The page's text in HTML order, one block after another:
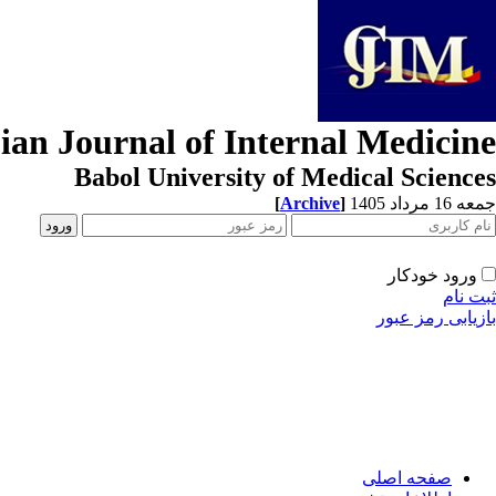
Journal of Internal Medicine
Babol University of Medical Sciences
جمعه 16 مرداد 1405 [Archive]
ورود خودکار
ثبت نام
بازیابی رمز عبور
صفحه اصلی